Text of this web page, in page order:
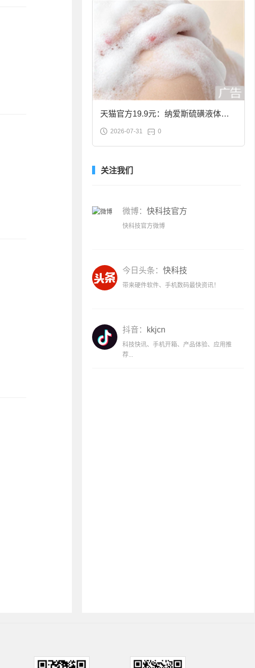
天猫官方19.9元：纳爱斯硫磺液体香
皂2斤大促
2026-07-31 0
关注我们
微博： 快科技官方
快科技官方微博
今日头条： 快科技
带来硬件软件、手机数码最快资讯！
抖音： kkjcn
科技快讯、手机开箱、产品体验、应用推
荐...